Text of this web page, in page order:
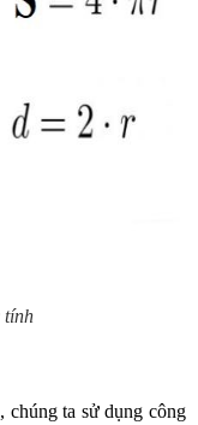
tính
chúng ta sử dụng công